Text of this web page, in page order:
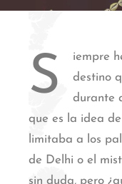
S
iempre
destino
durante
que es la idea
limitaba a los
de Delhi o el
sin duda, pero